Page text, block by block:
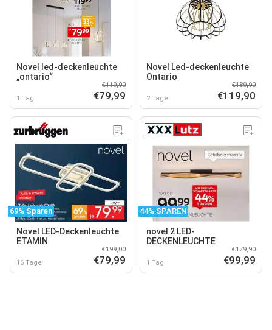
Novel led-deckenleuchte
„ontario“
1 Tag
€119,90
€79,99
Novel Led-deckenleuchte
Ontario
2 Tage
€189,90
€119,90
69% Sparen
Novel LED-Deckenleuchte
ETAMIN
16 Tage
€199,00
€79,99
44% SPAREN
novel 2 LED-
DECKENLEUCHTE
1 Tag
€179,90
€99,99